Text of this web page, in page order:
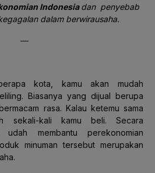
Indonesiadan penyebab
dalam berwirausaha.
—
kota, kamu akan mudah
Biasanya yang dijual berupa
rasa. Kalau ketemu sama
sekali-kali kamu beli. Secara
udah membantu perekonomian
minuman tersebut merupakan